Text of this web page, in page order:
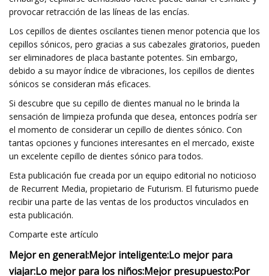
provocar retracción de las líneas de las encías.
Los cepillos de dientes oscilantes tienen menor potencia que los
cepillos sónicos, pero gracias a sus cabezales giratorios, pueden
ser eliminadores de placa bastante potentes. Sin embargo,
debido a su mayor índice de vibraciones, los cepillos de dientes
sónicos se consideran más eficaces.
Si descubre que su cepillo de dientes manual no le brinda la
sensación de limpieza profunda que desea, entonces podría ser
el momento de considerar un cepillo de dientes sónico. Con
tantas opciones y funciones interesantes en el mercado, existe
un excelente cepillo de dientes sónico para todos.
Esta publicación fue creada por un equipo editorial no noticioso
de Recurrent Media, propietario de Futurism. El futurismo puede
recibir una parte de las ventas de los productos vinculados en
esta publicación.
Comparte este artículo
Mejor en general:Mejor inteligente:Lo mejor para
viajar:Lo mejor para los niños:Mejor presupuesto:Por